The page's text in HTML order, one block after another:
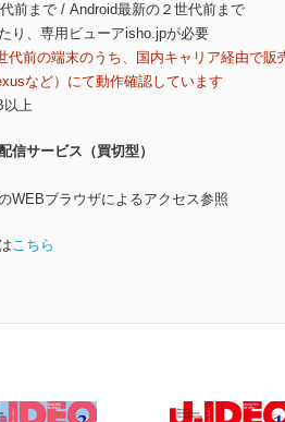
前まで / Android最新の２世代前まで
り、専用ビューアisho.jpが必要
前の端末のうち、国内キャリア経由で販
など）にて動作確認しています
以上
信サービス（買切型）
WEBブラウザによるアクセス参照
こちら